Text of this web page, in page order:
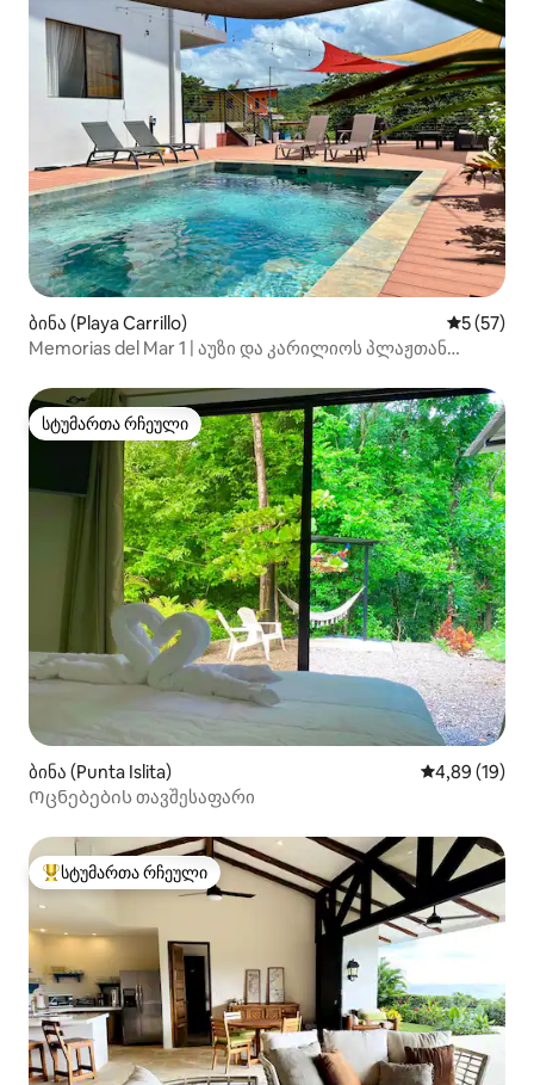
ბინა (Playa Carrillo) საშუალო
5 (57)
Memorias del Mar 1 | აუზი და კარილიოს პლაჟთან
სტუმართა რჩეული
სტუმართა რჩეული
ბინა (Punta Islita) საშუალო
4,89 (19)
Ოცნებების თავშესაფარი
სტუმართა რჩეული მოწინავე ვარიანტი
სტუმართა რჩეული